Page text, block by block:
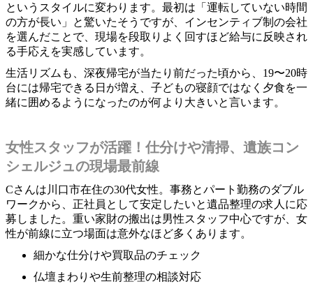
というスタイルに変わります。最初は「運転していない時間
の方が長い」と驚いたそうですが、インセンティブ制の会社
を選んだことで、現場を段取りよく回すほど給与に反映され
る手応えを実感しています。
生活リズムも、深夜帰宅が当たり前だった頃から、19〜20時
台には帰宅できる日が増え、子どもの寝顔ではなく夕食を一
緒に囲めるようになったのが何より大きいと言います。
女性スタッフが活躍！仕分けや清掃、遺族コン
シェルジュの現場最前線
Cさんは川口市在住の30代女性。事務とパート勤務のダブル
ワークから、正社員として安定したいと遺品整理の求人に応
募しました。重い家財の搬出は男性スタッフ中心ですが、女
性が前線に立つ場面は意外なほど多くあります。
細かな仕分けや買取品のチェック
仏壇まわりや生前整理の相談対応